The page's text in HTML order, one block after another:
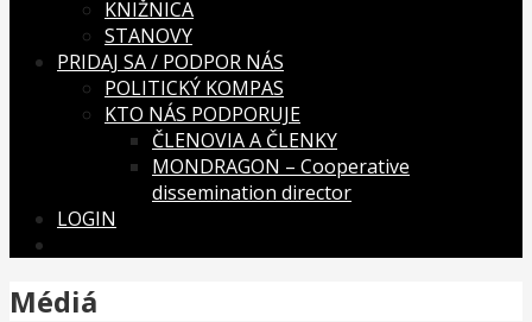
KNIŽNICA
STANOVY
PRIDAJ SA / PODPOR NÁS
POLITICKÝ KOMPAS
KTO NÁS PODPORUJE
ČLENOVIA A ČLENKY
MONDRAGON – Cooperative
dissemination director
LOGIN
Médiá